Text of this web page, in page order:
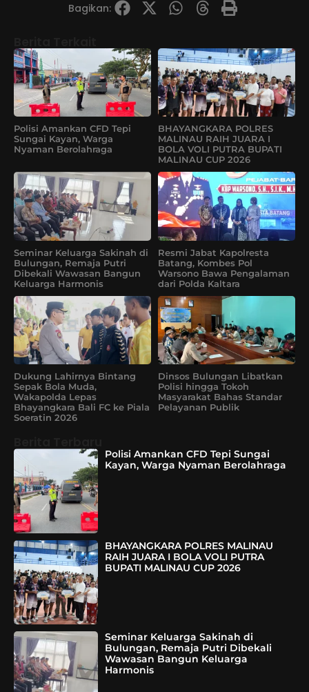
Bagikan:
Polisi Amankan CFD Tepi
Sungai Kayan, Warga
Nyaman Berolahraga
BHAYANGKARA POLRES
MALINAU RAIH JUARA I
BOLA VOLI PUTRA BUPATI
MALINAU CUP 2026
Seminar Keluarga Sakinah di
Bulungan, Remaja Putri
Dibekali Wawasan Bangun
Keluarga Harmonis
Resmi Jabat Kapolresta
Batang, Kombes Pol
Warsono Bawa Pengalaman
dari Polda Kaltara
Dukung Lahirnya Bintang
Sepak Bola Muda,
Wakapolda Lepas
Bhayangkara Bali FC ke Piala
Soeratin 2026
Dinsos Bulungan Libatkan
Polisi hingga Tokoh
Masyarakat Bahas Standar
Pelayanan Publik
Polisi Amankan CFD Tepi Sungai
Kayan, Warga Nyaman Berolahraga
BHAYANGKARA POLRES MALINAU
RAIH JUARA I BOLA VOLI PUTRA
BUPATI MALINAU CUP 2026
Seminar Keluarga Sakinah di
Bulungan, Remaja Putri Dibekali
Wawasan Bangun Keluarga
Harmonis